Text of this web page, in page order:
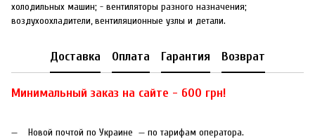
холодильных машин; - вентиляторы разного назначения;
воздухоохладители, вентиляционные узлы и детали.
Доставка Оплата Гарантия Возврат
Минимальный заказ на сайте - 600 грн!
Новой почтой по Украине — по тарифам оператора.